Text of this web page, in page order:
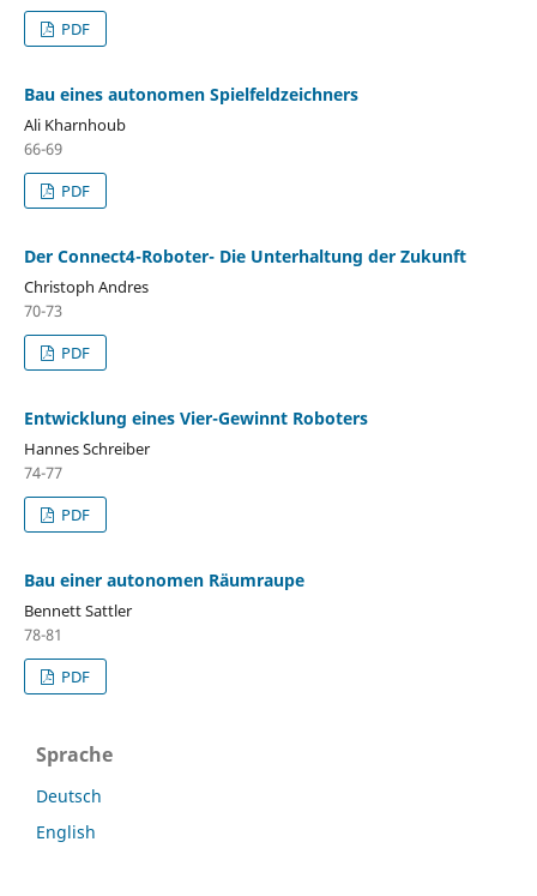
PDF
Bau eines autonomen Spielfeldzeichners
Ali Kharnhoub
66-69
PDF
Der Connect4-Roboter- Die Unterhaltung der Zukunft
Christoph Andres
70-73
PDF
Entwicklung eines Vier-Gewinnt Roboters
Hannes Schreiber
74-77
PDF
Bau einer autonomen Räumraupe
Bennett Sattler
78-81
PDF
Sprache
Deutsch
English